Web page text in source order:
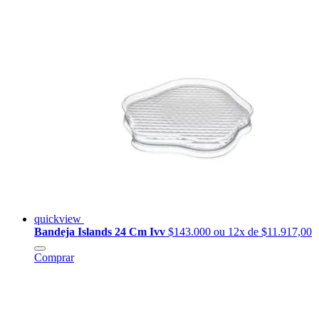
quickview
Bandeja Islands 24 Cm Ivv $143.000 ou 12x de $11.917,00
Comprar